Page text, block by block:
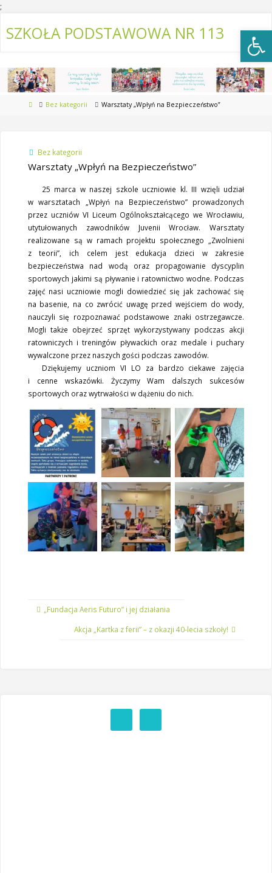
;
SZKOŁA PODSTAWOWA NR 113
Bez kategorii Warsztaty „Wpłyń na Bezpieczeństwo”
Bez kategorii
Warsztaty „Wpłyń na Bezpieczeństwo”
25 marca w naszej szkole uczniowie kl. III wzięli udział
w warsztatach „Wpłyń na Bezpieczeństwo” prowadzonych
przez uczniów VI Liceum Ogólnokształcącego we Wrocławiu,
utytułowanych zawodników Juvenii Wrocław. Warsztaty
realizowane są w ramach projektu społecznego „Zwolnieni
z teorii”, ich celem jest edukacja dzieci w zakresie
bezpieczeństwa nad wodą oraz propagowanie dyscyplin
sportowych jakimi są pływanie i ratownictwo wodne. Podczas
zajęć nasi uczniowie mogli dowiedzieć się jak zachować się
na basenie, na co zwrócić uwagę przed wejściem do wody,
nauczyli się rozpoznawać podstawowe znaki ostrzegawcze.
Mogli także obejrzeć sprzęt wykorzystywany podczas akcji
ratowniczych i treningów pływackich oraz medale i puchary
wywalczone przez naszych gości podczas zawodów.
Dziękujemy uczniom VI LO za bardzo ciekawe zajęcia
i cenne wskazówki. Życzymy Wam dalszych sukcesów
sportowych oraz wytrwałości w dążeniu do nich.
„Fundacja Aeris Futuro” i jej działania
Akcja „Kartka z ferii” – z okazji 40-lecia szkoły!